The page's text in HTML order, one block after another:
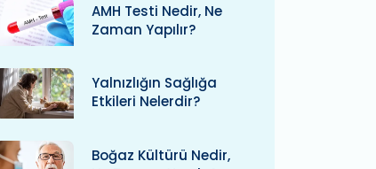
AMH Testi Nedir, Ne
Zaman Yapılır?
Yalnızlığın Sağlığa
Etkileri Nelerdir?
Boğaz Kültürü Nedir,